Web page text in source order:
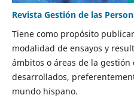
Revista Gestión de las
Tiene como propósito
modalidad de ensayos y
ámbitos o áreas de la
desarrollados,
mundo hispano.